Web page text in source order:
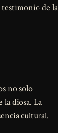
testimonio de la
no solo
diosa. La
cultural.